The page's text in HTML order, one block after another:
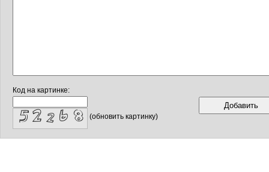
Код на картинке:
(обновить картинку)